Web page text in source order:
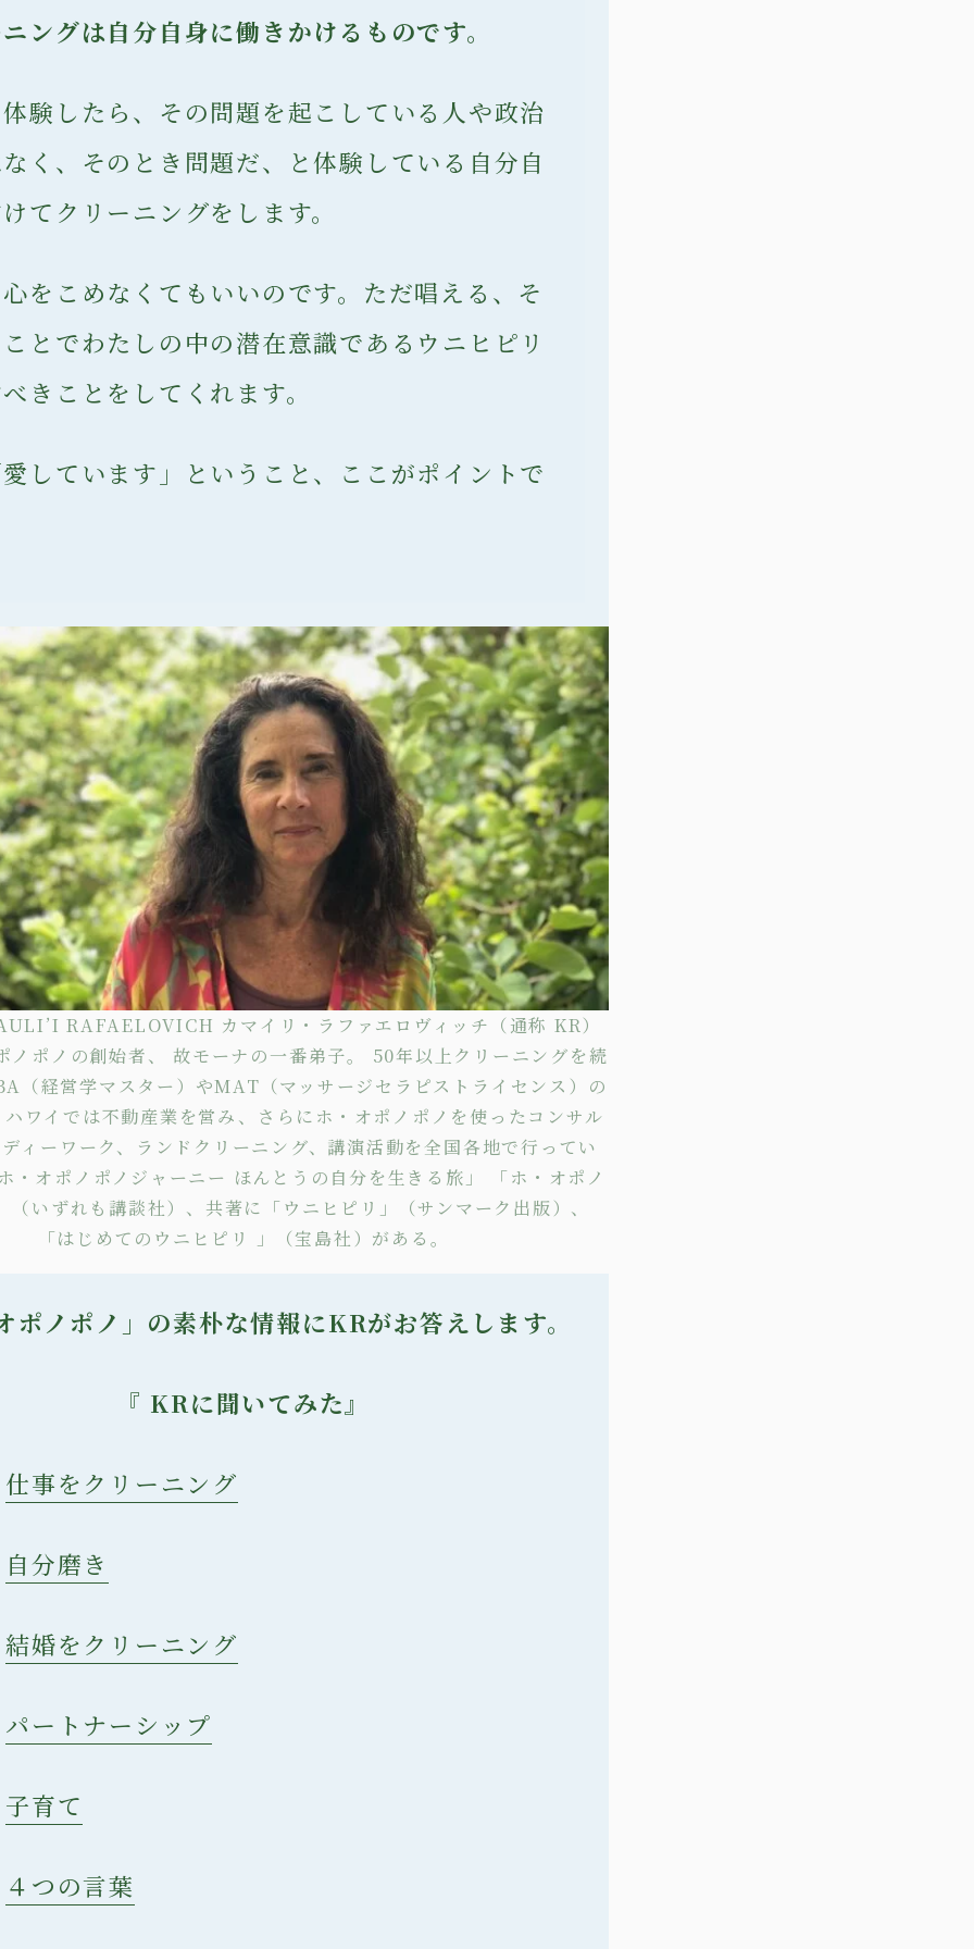
ングは自分自身に働きかけるものです。
験したら、その問題を起こしている人や政治
く、そのとき問題だ、と体験している自分自
てクリーニングをします。
をこめなくてもいいのです。ただ唱える、そ
とでわたしの中の潜在意識であるウニヒピリ
きことをしてくれます。
しています」ということ、ここがポイントで
RAFAELOVICH カマイリ・ラファエロヴィッチ（通称 KR）
ポノの創始者、 故モーナの一番弟子。 50年以上クリーニングを続
（経営学マスター）やMAT（マッサージセラピストライセンス）の
ワイでは不動産業を営み、さらにホ・オポノポノを使ったコンサル
ィーワーク、 ランドクリーニング、講演活動を全国各地で行ってい
・オポノポノジャーニー ほんとうの自分を生きる旅」
「ホ・オポノ
（いずれも講談社）、共著に 「ウニヒピリ」
（サンマーク出版）、
「はじめてのウニヒピリ 」
（宝島社）がある。
ポノポノ」の素朴な情報にKRがお答えします。
『 KRに聞いてみた』
仕事をクリーニング
自分磨き
結婚をクリーニング
パートナーシップ
子育て
４つの言葉